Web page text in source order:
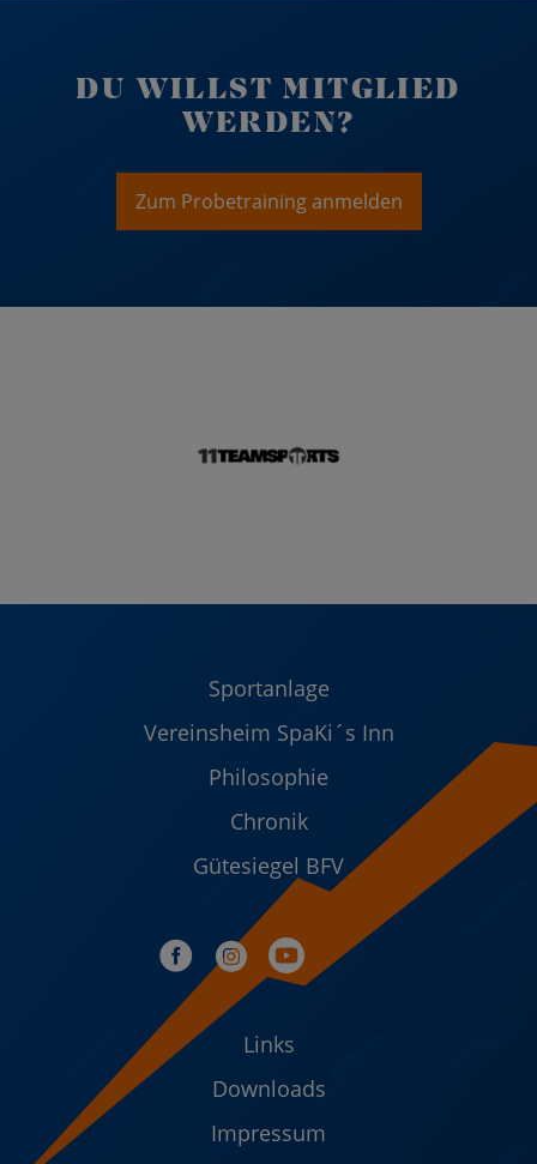
DU WILLST MITGLIED
WERDEN?
Zum Probetraining anmelden
Sportanlage
Vereinsheim SpaKi´s Inn
Philosophie
Chronik
Gütesiegel BFV
Links
Downloads
Impressum